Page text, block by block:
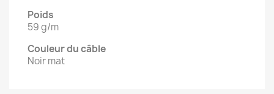
Poids
59 g/m
Couleur du câble
Noir mat